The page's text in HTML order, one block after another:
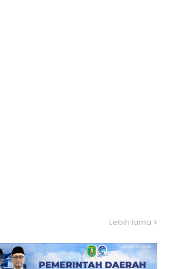
Lebih lama